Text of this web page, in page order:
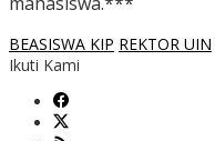
BEASISWA KIP REKTOR UIN
Ikuti Kami